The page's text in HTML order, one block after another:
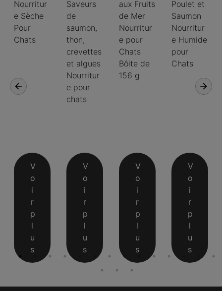
Nourritur
e Sèche
Pour
Chats
V
o
i
r
p
l
u
s
Saveurs
de
saumon,
thon,
crevettes
et algues
Nourritur
e pour
chats
V
o
i
r
p
l
u
s
aux Fruits
de Mer
Nourritur
e pour
Chats
Bôite de
156 g
V
o
i
r
p
l
u
s
Poulet et
Saumon
Nourritur
e Humide
pour
Chats
V
o
i
r
p
l
u
s